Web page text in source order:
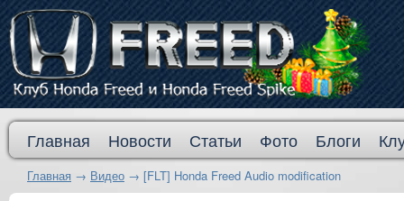
Главная Новости Статьи Фото Блоги
Главная → Видео → [FLT] Honda Freed Audio modification